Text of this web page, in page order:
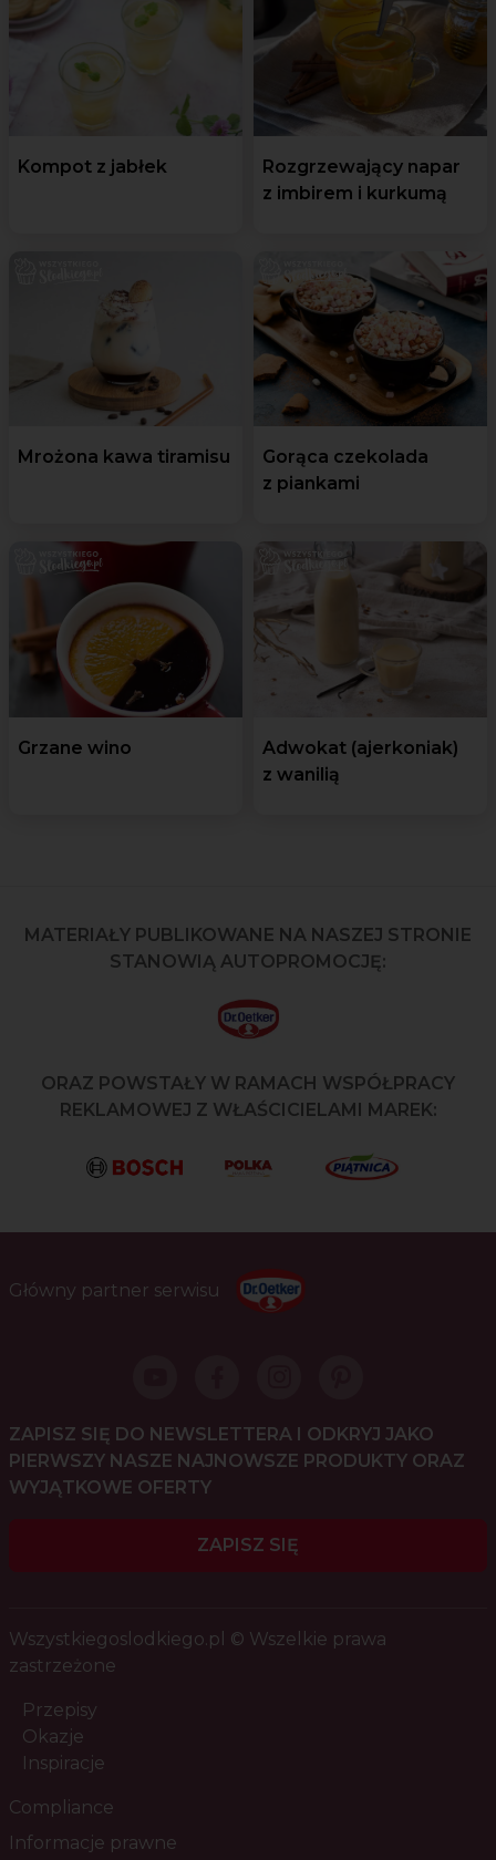
Kompot z jabłek
Rozgrzewający napar
z imbirem i kurkumą
Mrożona kawa tiramisu
Gorąca czekolada
z piankami
Grzane wino
Adwokat (ajerkoniak)
z wanilią
MATERIAŁY PUBLIKOWANE NA NASZEJ STRONIE
STANOWIĄ AUTOPROMOCJĘ:
ORAZ POWSTAŁY W RAMACH WSPÓŁPRACY
REKLAMOWEJ Z WŁAŚCICIELAMI MAREK:
Główny partner serwisu
ZAPISZ SIĘ DO NEWSLETTERA I ODKRYJ JAKO
PIERWSZY NASZE NAJNOWSZE PRODUKTY ORAZ
WYJĄTKOWE OFERTY
ZAPISZ SIĘ
Wszystkiegoslodkiego.pl © Wszelkie prawa
zastrzeżone
Przepisy
Okazje
Inspiracje
Compliance
Informacje prawne